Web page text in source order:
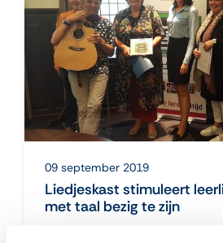
Liedjeskast stimuleert
met taal bezig te zijn
09 september 2019
Oefenprogramma De